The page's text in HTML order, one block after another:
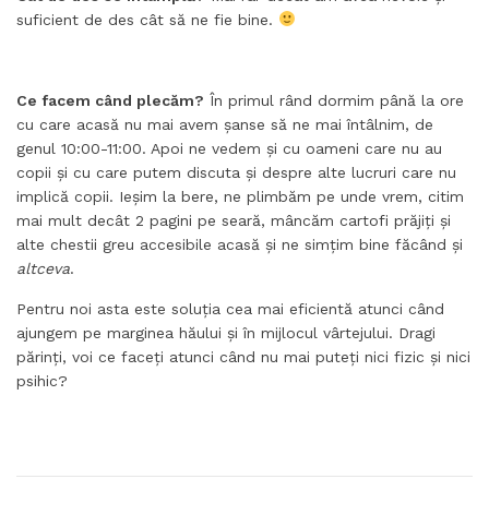
suficient de des cât să ne fie bine.
Ce facem când plecăm? În primul rând dormim până la ore
cu care acasă nu mai avem șanse să ne mai întâlnim, de
genul 10:00-11:00. Apoi ne vedem și cu oameni care nu au
copii și cu care putem discuta și despre alte lucruri care nu
implică copii. Ieșim la bere, ne plimbăm pe unde vrem, citim
mai mult decât 2 pagini pe seară, mâncăm cartofi prăjiți și
alte chestii greu accesibile acasă și ne simțim bine făcând și
altceva.
Pentru noi asta este soluția cea mai eficientă atunci când
ajungem pe marginea hăului și în mijlocul vârtejului. Dragi
părinți, voi ce faceți atunci când nu mai puteți nici fizic și nici
psihic?